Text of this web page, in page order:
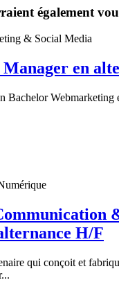
également
& Social Media
en
Bachelor Webmarketing
H/F
qui conçoit et